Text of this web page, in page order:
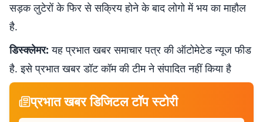
सड़क लुटेरों के फिर से सक्रिय होने के बाद लोगो में भय का माहौल
है.
डिस्क्लेमर: यह प्रभात खबर समाचार पत्र की ऑटोमेटेड न्यूज फीड
है. इसे प्रभात खबर डॉट कॉम की टीम ने संपादित नहीं किया है
प्रभात खबर डिजिटल टॉप स्टोरी